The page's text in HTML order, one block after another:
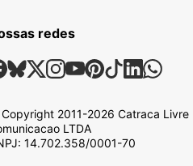
redes
Redes Sociais
Facebook
Bsky
X Instagram
Youtube
Pinterest
TiktokLinkedin
2011-2026 Catraca Livre
LTDA
14.702.358/0001-70